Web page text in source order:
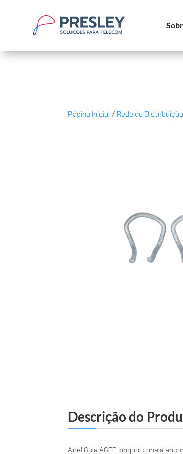
Página Inicial / Rede de Distribuição
Descrição do
Anel Guia AGFE proporciona a